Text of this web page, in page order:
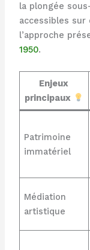
la plongée
accessibles sur
l’approche
1950.
Enjeux
principaux
Patrimoine
immatériel
Médiation
artistique